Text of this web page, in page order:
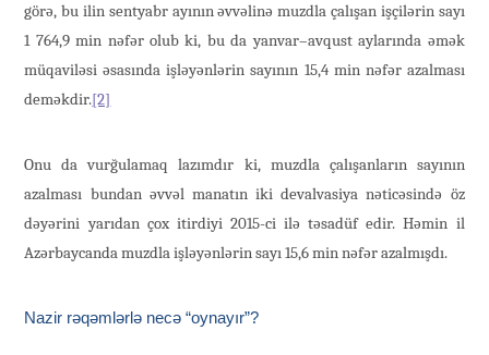
görə, bu ilin sentyabr ayının əvvəlinə muzdla çalışan işçilərin sayı
1 764,9 min nəfər olub ki, bu da yanvar–avqust aylarında əmək
müqaviləsi əsasında işləyənlərin sayının 15,4 min nəfər azalması
deməkdir.[2]
Onu da vurğulamaq lazımdır ki, muzdla çalışanların sayının
azalması bundan əvvəl manatın iki devalvasiya nəticəsində öz
dəyərini yarıdan çox itirdiyi 2015-ci ilə təsadüf edir. Həmin il
Azərbaycanda muzdla işləyənlərin sayı 15,6 min nəfər azalmışdı.
Nazir rəqəmlərlə necə “oynayır”?